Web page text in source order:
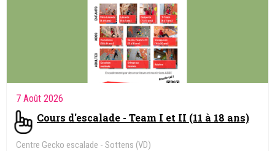
7 Août 2026
Cours d'escalade - Team I et II (11 à 18 ans)
Centre Gecko escalade - Sottens (VD)